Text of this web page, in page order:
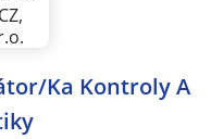
Ka Kontroly A